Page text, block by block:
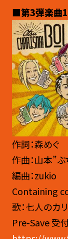
■第3弾楽曲
作詞：森めぐ
作曲：山本”
編曲：zukio
Containing
歌：七人のカ
Pre-Save 受付